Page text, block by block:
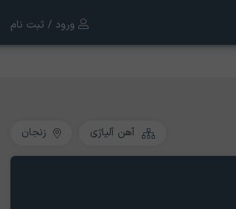
ورود / ثبت نام
آهن آلیاژی زنجان